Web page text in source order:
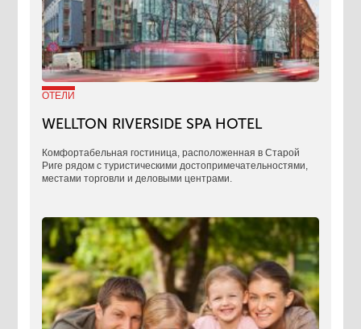
ОТЕЛИ
WELLTON RIVERSIDE SPA HOTEL
Комфортабельная гостиница, расположенная в Старой
Риге рядом с туристическими достопримечательностями,
местами торговли и деловыми центрами.